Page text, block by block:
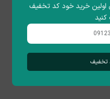
اولین خرید خود کد تخفیف
تخفیف